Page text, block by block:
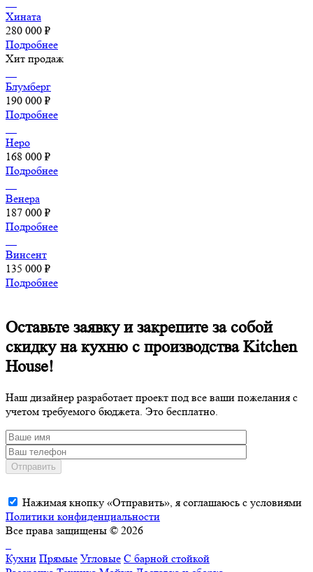
Хината
280 000 ₽
Подробнее
Хит продаж
Блумберг
190 000 ₽
Подробнее
Неро
168 000 ₽
Подробнее
Венера
187 000 ₽
Подробнее
Винсент
135 000 ₽
Подробнее
Оставьте заявку и закрепите за собой
скидку на кухню с производства Kitchen
House!
Наш дизайнер разработает проект под все ваши пожелания с
учетом требуемого бюджета. Это бесплатно.
Отправить
Нажимая кнопку «Отправить», я соглашаюсь с условиями
Политики конфиденциальности
Все права защищены © 2026
Кухни Прямые Угловые С барной стойкой